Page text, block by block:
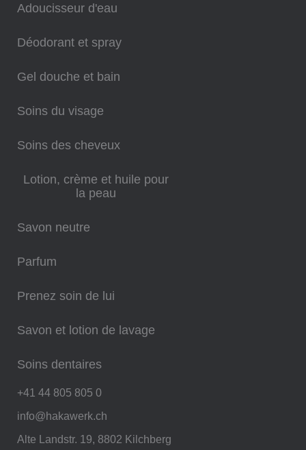
Adoucisseur d'eau
Déodorant et spray
Gel douche et bain
Soins du visage
Soins des cheveux
Lotion, crème et huile pour
la peau
Savon neutre
Parfum
Prenez soin de lui
Savon et lotion de lavage
Soins dentaires
+41 44 805 805 0
info@hakawerk.ch
Alte Landstr. 19, 8802 Kilchberg